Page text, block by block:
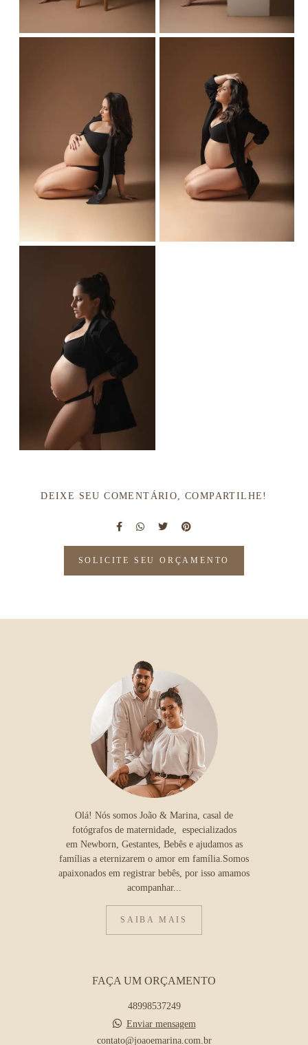
DEIXE SEU COMENTÁRIO, COMPARTILHE!
SOLICITE SEU ORÇAMENTO
Olá! Nós somos João & Marina, casal de
fotógrafos de maternidade, especializados
em Newborn, Gestantes, Bebês e ajudamos as
famílias a eternizarem o amor em família.Somos
apaixonados em registrar bebês, por isso amamos
acompanhar...
SAIBA MAIS
FAÇA UM ORÇAMENTO
48998537249
Enviar mensagem
contato@joaoemarina.com.br